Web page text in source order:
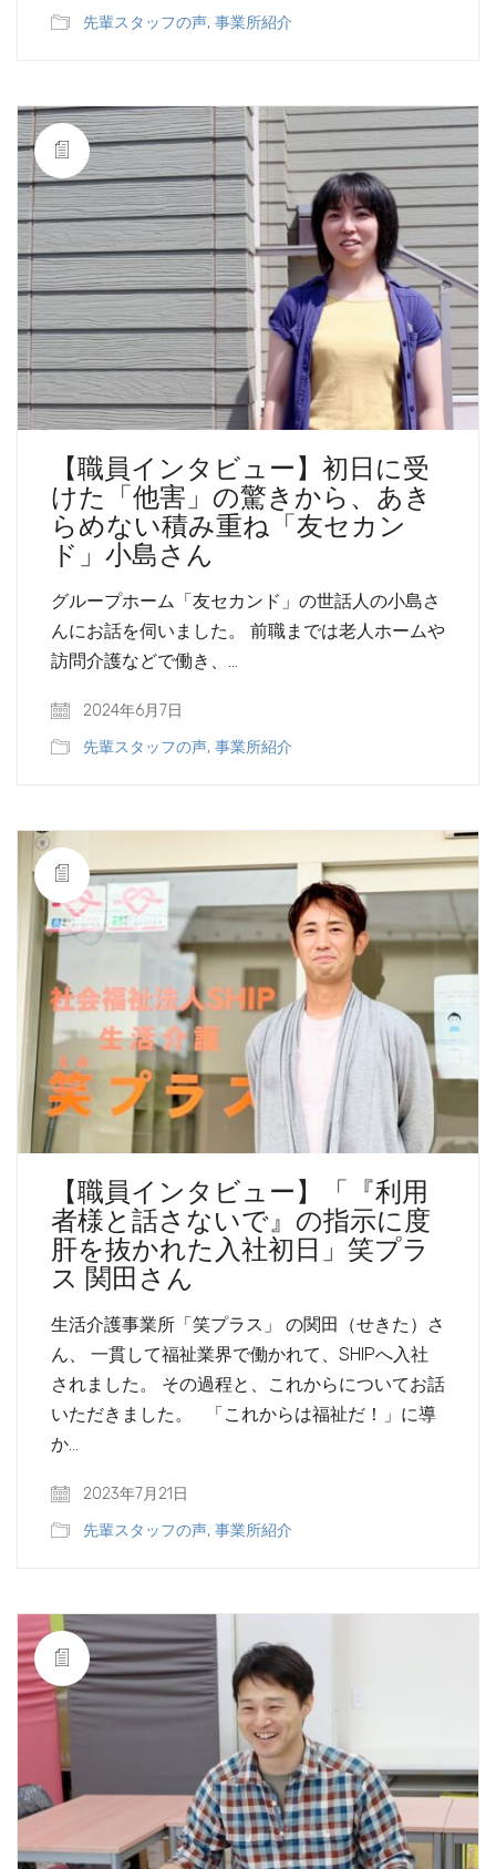
先輩スタッフの声, 事業所紹介
【職員インタビュー】初日に受
けた「他害」の驚きから、あき
らめない積み重ね「友セカン
ド」小島さん
グループホーム「友セカンド」の世話人の小島さ
んにお話を伺いました。 前職までは老人ホームや
訪問介護などで働き、…
2024年6月7日
先輩スタッフの声, 事業所紹介
【職員インタビュー】「『利用
者様と話さないで』の指示に度
肝を抜かれた入社初日」笑プラ
ス 関田さん
生活介護事業所「笑プラス」 の関田（せきた）さ
ん、 一貫して福祉業界で働かれて、SHIPへ入社
されました。 その過程と、これからについてお話
いただきました。 「これからは福祉だ！」に導
か…
2023年7月21日
先輩スタッフの声, 事業所紹介